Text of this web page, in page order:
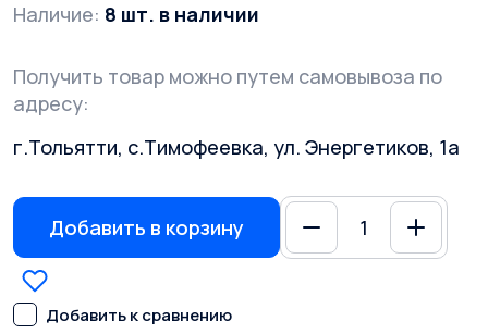
Наличие: 8 шт. в наличии
Получить товар можно путем самовывоза по
адресу:
г.Тольятти, с.Тимофеевка, ул. Энергетиков, 1а
Добавить в корзину
Добавить к сравнению